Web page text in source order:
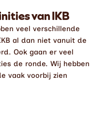
van IKB
veel verschillende
al dan niet vanuit de
Ook gaan er veel
de ronde. Wij hebben
vaak voorbij zien